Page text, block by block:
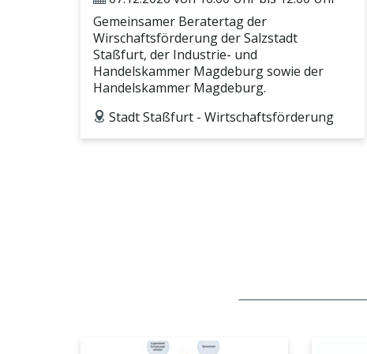
Gemeinsamer Beratertag der
Wirschaftsförderung der Salzstadt
Staßfurt, der Industrie- und
Handelskammer Magdeburg sowie der
Handelskammer Magdeburg.
address Stadt Staßfurt - Wirtschaftsförderung